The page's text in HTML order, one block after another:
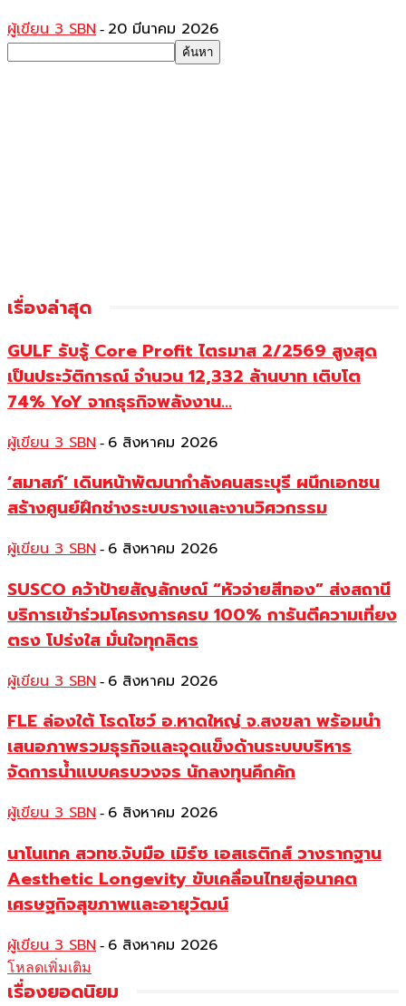
ผู้เขียน 3 SBN - 20 มีนาคม 2026
เรื่องล่าสุด
GULF รับรู้ Core Profit ไตรมาส 2/2569 สูงสุด
เป็นประวัติการณ์ จำนวน 12,332 ล้านบาท เติบโต
74% YoY จากธุรกิจพลังงาน...
ผู้เขียน 3 SBN - 6 สิงหาคม 2026
‘สมาสภ์’ เดินหน้าพัฒนากำลังคนสระบุรี ผนึกเอกชน
สร้างศูนย์ฝึกช่างระบบรางและงานวิศวกรรม
ผู้เขียน 3 SBN - 6 สิงหาคม 2026
SUSCO คว้าป้ายสัญลักษณ์ “หัวจ่ายสีทอง” ส่งสถานี
บริการเข้าร่วมโครงการครบ 100% การันตีความเที่ยง
ตรง โปร่งใส มั่นใจทุกลิตร
ผู้เขียน 3 SBN - 6 สิงหาคม 2026
FLE ล่องใต้ โรดโชว์ อ.หาดใหญ่ จ.สงขลา พร้อมนำ
เสนอภาพรวมธุรกิจและจุดแข็งด้านระบบบริหาร
จัดการน้ำแบบครบวงจร นักลงทุนคึกคัก
ผู้เขียน 3 SBN - 6 สิงหาคม 2026
นาโนเทค สวทช.จับมือ เมิร์ซ เอสเธติกส์ วางรากฐาน
Aesthetic Longevity ขับเคลื่อนไทยสู่อนาคต
เศรษฐกิจสุขภาพและอายุวัฒน์
ผู้เขียน 3 SBN - 6 สิงหาคม 2026
โหลดเพิ่มเติม
เรื่องยอดนิยม